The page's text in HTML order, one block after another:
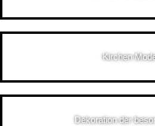
Kirchen
Dekoration der